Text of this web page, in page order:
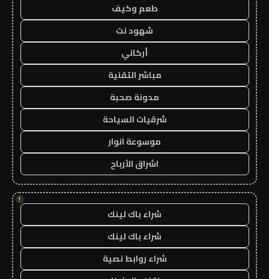
طعم وكيف
شهود نت
أركاني
مباشر التقنية
مدونة صحبة
شرقيات السياحة
موسوعة انوار
اشراق الأرباح
!
شراء باك لينك
شراء باك لينك
شراء روابط نصية